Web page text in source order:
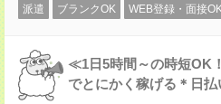
派遣 ブランクOK WEB登録・面接
≪1日5時間～の時短OK
でとにかく稼げる＊日払